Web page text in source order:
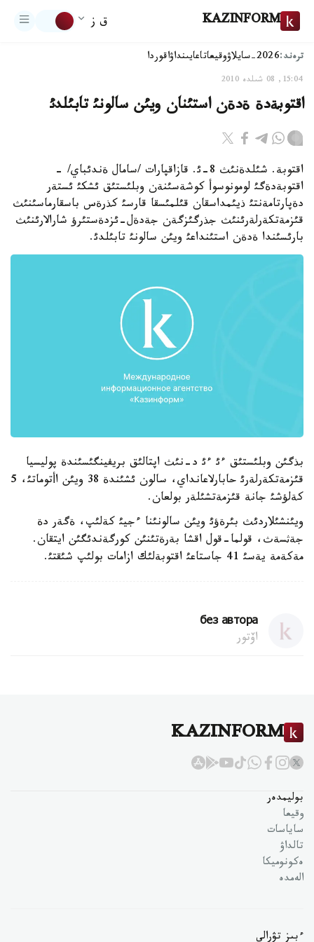
KAZINFORM ق ز
ترەند:2026-سايلاۋ وقيعاتاعايىنداۋاقوردا
15:04, 08 شىلدە 2010
اقتوبةدة ةدةن استئنان ويئن سالونئ تابئلدئ
اقتوبة. شئلدةنئث 8-ئ. قازاقپارات /سامال ةندئباي/ -
اقتوبةدةگئ لومونوسوأ كوشةسئنةن وبلئستئق ئشكئ ئستةر
دةپارتامةنتئ ذيئمداسقان قئلمئسقا قارسئ كذرةس باسقارماسئنئث
قئزمةتكةرلةرئنئث جذرگئزگةن جةدةل-ئزدةستئرؤ شارالارئنئث
بارئسئندا ةدةن استئنداعئ ويئن سالونئ تابئلدئ.
بذگئن وبلئستئق ءئ ءئ د-نئث اپتالئق بريفينگئسئندة پوليسيا
قئزمةتكةرلةرئ حابارلاعانداي، سالون ئشئندة 38 ويئن اأتوماتئ، 5
كةلؤشئ جانة قئزمةتشئلةر بولعان.
ويئنشئلاردئث بئرةؤئ ويئن سالونئنا ءجيئ كةلئپ، ةگةر دة
جةثسةث، قولما-قول اقشا بةرةتئنئن كورگةندئگئن ايتقان.
مةكةمة يةسئ 41 جاستاعئ اقتوبةلئك ازامات بولئپ شئقتئ.
без автора
اۆتور
KAZINFORM
بوليمدەر
وقيعا
ساياسات
تالداۋ
ەكونوميكا
الەمدە
ءبىز تۋرالى